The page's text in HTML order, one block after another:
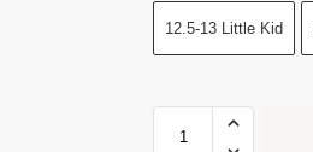
12.5-13 Little Kid